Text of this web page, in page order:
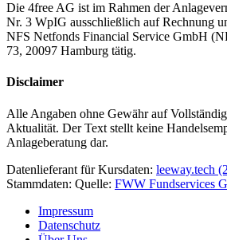
Die 4free AG ist im Rahmen der
Nr. 3 WpIG ausschließlich auf Rechnung
NFS Netfonds Financial Service GmbH
73, 20097 Hamburg tätig.
Disclaimer
Alle Angaben ohne Gewähr auf
Aktualität. Der Text stellt keine
Anlageberatung dar.
Datenlieferant für Kursdaten: leeway.tech
Stammdaten: Quelle: FWW Fundservices
Impressum
Datenschutz